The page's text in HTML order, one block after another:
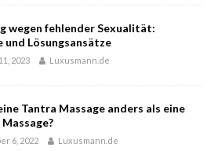
wegen fehlender Sexualität:
und Lösungsansätze
2023 Luxusmann.de
Tantra Massage anders als eine
6, 2022 Luxusmann.de